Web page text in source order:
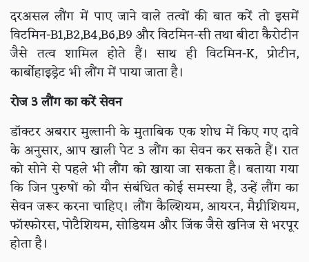
दरअसल लौंग में पाए जाने वाले तत्वों की बात करें तो इसमें
विटमिन-B1,B2,B4,B6,B9 और विटमिन-सी तथा बीटा कैरोटीन
जैसे तत्व शामिल होते हैं। साथ ही विटमिन-K, प्रोटीन,
कार्बोहाइड्रेट भी लौंग में पाया जाता है।
रोज 3 लौंग का करें सेवन
डॉक्टर अबरार मुल्तानी के मुताबिक एक शोध में किए गए दावे
के अनुसार, आप खाली पेट 3 लौंग का सेवन कर सकते हैं। रात
को सोने से पहले भी लौंग को खाया जा सकता है। बताया गया
कि जिन पुरुषों को यौन संबंधित कोई समस्या है, उन्हें लौंग का
सेवन जरूर करना चाहिए। लौंग कैल्शियम, आयरन, मैग्नीशियम,
फॉस्फोरस, पोटैशियम, सोडियम और जिंक जैसे खनिज से भरपूर
होता है।